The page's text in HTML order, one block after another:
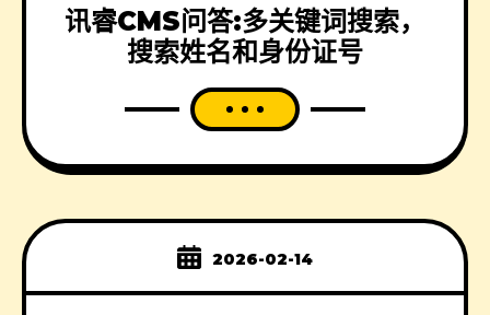
讯睿CMS问答:多关键词搜索，
搜索姓名和身份证号
2026-02-14